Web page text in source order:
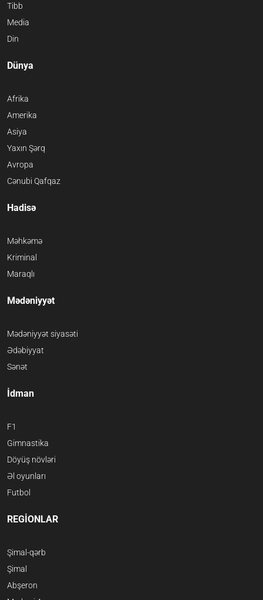
Tibb
Media
Din
Dünya
Afrika
Amerika
Asiya
Yaxın Şərq
Avropa
Cənubi Qafqaz
Hadisə
Məhkəmə
Kriminal
Maraqlı
Mədəniyyət
Mədəniyyət siyasəti
Ədəbiyyat
Sənət
İdman
F1
Gimnastika
Döyüş növləri
Əl oyunları
Futbol
REGİONLAR
Şimal-qərb
Şimal
Abşeron